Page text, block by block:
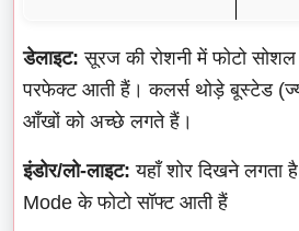
डेलाइट: सूरज की रोशनी में फोटो सोशल
परफेक्ट आती हैं। कलर्स थोड़े बूस्टेड
आँखों को अच्छे लगते हैं।
इंडोर/लो-लाइट: यहाँ शोर दिखने लगता
Mode के फोटो सॉफ्ट आती हैं